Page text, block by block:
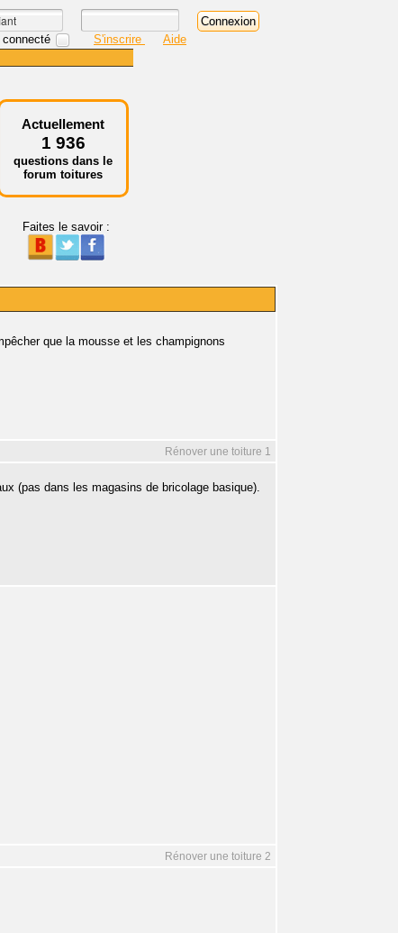
connecté S'inscrire Aide
Actuellement
1 936
questions dans le
forum toitures
Faites le savoir :
que la mousse et les champignons
Rénover une toiture 1
(pas dans les magasins de bricolage basique).
Rénover une toiture 2